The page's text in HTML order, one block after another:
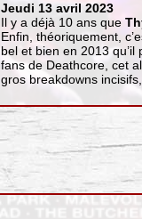
Jeudi 13 avril 2023
Il y a déjà 10 ans que
Enfin, théoriquement,
bel et bien en 2013
fans de Deathcore, cet
gros breakdowns